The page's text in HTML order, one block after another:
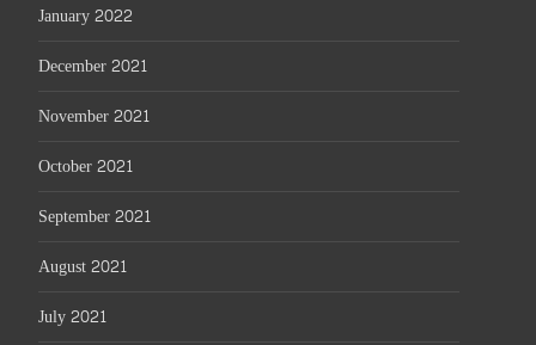
January 2022
December 2021
November 2021
October 2021
September 2021
August 2021
July 2021